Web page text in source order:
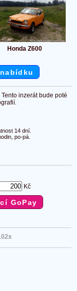
Honda Z600
inzerát bude poté
14 dní.
po-pá.
Kč